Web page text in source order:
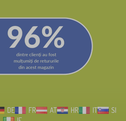
DE FR AT HR IT
SI